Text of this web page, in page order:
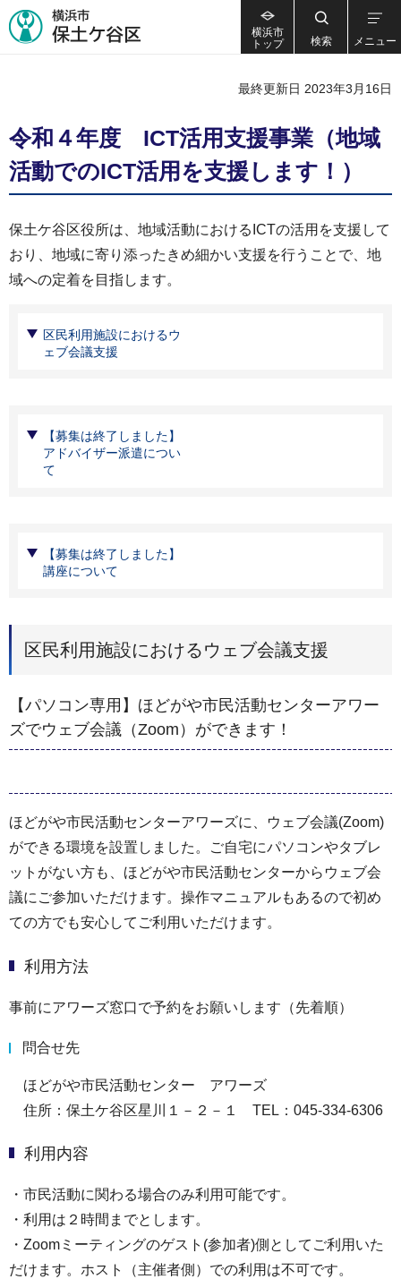
横浜市
トップ
検索 メニュー
最終更新日 2023年3月16日
令和４年度 ICT活用支援事業（地域
活動でのICT活用を支援します！）
保土ケ谷区役所は、地域活動におけるICTの活用を支援して
おり、地域に寄り添ったきめ細かい支援を行うことで、地
域への定着を目指します。
区民利用施設におけるウ
ェブ会議支援
【募集は終了しました】
アドバイザー派遣につい
て
【募集は終了しました】
講座について
区民利用施設におけるウェブ会議支援
【パソコン専用】ほどがや市民活動センターアワー
ズでウェブ会議（Zoom）ができます！
ほどがや市民活動センターアワーズに、ウェブ会議(Zoom)
ができる環境を設置しました。ご自宅にパソコンやタブレ
ットがない方も、ほどがや市民活動センターからウェブ会
議にご参加いただけます。操作マニュアルもあるので初め
ての方でも安心してご利用いただけます。
利用方法
事前にアワーズ窓口で予約をお願いします（先着順）
問合せ先
ほどがや市民活動センター アワーズ
住所：保土ケ谷区星川１－２－１ TEL：045-334-6306
利用内容
・市民活動に関わる場合のみ利用可能です。
・利用は２時間までとします。
・Zoomミーティングのゲスト(参加者)側としてご利用いた
だけます。ホスト（主催者側）での利用は不可です。